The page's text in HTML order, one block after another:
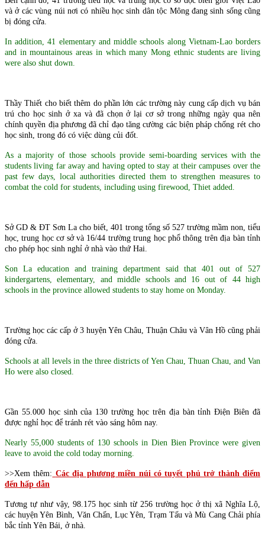
và ở các vùng núi nơi có nhiều học sinh dân tộc Mông đang sinh sống cũng
bị đóng cửa.
In addition, 41 elementary and middle schools along Vietnam-Lao borders
and in mountainous areas in which many Mong ethnic students are living
were also shut down.
Thầy Thiết cho biết thêm do phần lớn các trường này cung cấp dịch vụ bán
trú cho học sinh ở xa và đã chọn ở lại cơ sở trong những ngày qua nên
chính quyền địa phương đã chỉ đạo tăng cường các biện pháp chống rét cho
học sinh, trong đó có việc dùng củi đốt.
As a majority of those schools provide semi-boarding services with the
students living far away and having opted to stay at their campuses over the
past few days, local authorities directed them to strengthen measures to
combat the cold for students, including using firewood, Thiet added.
Sở GD & ĐT Sơn La cho biết, 401 trong tổng số 527 trường mầm non, tiểu
học, trung học cơ sở và 16/44 trường trung học phổ thông trên địa bàn tỉnh
cho phép học sinh nghỉ ở nhà vào thứ Hai.
Son La education and training department said that 401 out of 527
kindergartens, elementary, and middle schools and 16 out of 44 high
schools in the province allowed students to stay home on Monday.
Trường học các cấp ở 3 huyện Yên Châu, Thuận Châu và Vân Hồ cũng phải
đóng cửa.
Schools at all levels in the three districts of Yen Chau, Thuan Chau, and Van
Ho were also closed.
Gần 55.000 học sinh của 130 trường học trên địa bàn tỉnh Điện Biên đã
được nghỉ học để tránh rét vào sáng hôm nay.
Nearly 55,000 students of 130 schools in Dien Bien Province were given
leave to avoid the cold today morning.
>>Xem thêm: Các địa phương miền núi có tuyết phủ trở thành điểm
đến hấp dẫn
Tương tự như vậy, 98.175 học sinh từ 256 trường học ở thị xã Nghĩa Lộ,
các huyện Yên Bình, Văn Chấn, Lục Yên, Trạm Tấu và Mù Cang Chải phía
bắc tỉnh Yên Bái, ở nhà.